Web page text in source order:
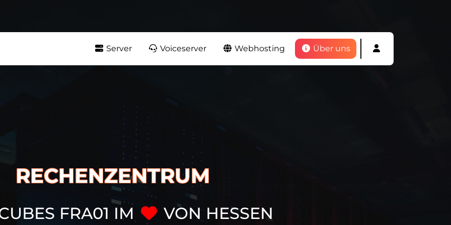
Server Voiceserver Webhosting Über uns
RECHENZENTRUM
FRA01 IM VON HESSEN